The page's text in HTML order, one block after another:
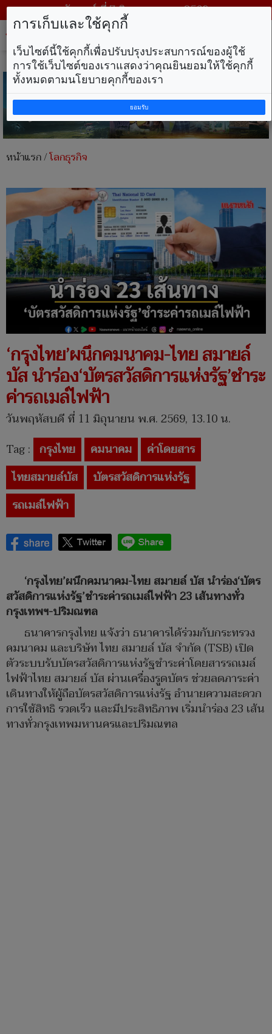
วันศุกร์ ที่ 7 สิงหาคม พ.ศ. 2569
หน้าแรก/โลกธุรกิจ
‘กรุงไทย’ผนึกคมนาคม-ไทย สมายล์
บัส นำร่อง‘บัตรสวัสดิการแห่งรัฐ’ชำระ
ค่ารถเมล์ไฟฟ้า
วันพฤหัสบดี ที่ 11 มิถุนายน พ.ศ. 2569, 13.10 น.
Tag : กรุงไทย คมนาคม
ค่าโดยสาร
ไทยสมายล์บัส
บัตรสวัสดิการแห่งรัฐ
รถเมล์ไฟฟ้า
‘กรุงไทย’ผนึกคมนาคม-ไทย สมายล์ บัส นำร่อง‘บัตร
สวัสดิการแห่งรัฐ’ชำระค่ารถเมล์ไฟฟ้า 23 เส้นทางทั่ว
กรุงเทพฯ-ปริมณฑล
ธนาคารกรุงไทย แจ้งว่า ธนาคารได้ร่วมกับกระทรวง
คมนาคม และบริษัท ไทย สมายล์ บัส จำกัด (TSB) เปิด
ตัวระบบรับบัตรสวัสดิการแห่งรัฐชำระค่าโดยสารรถเมล์
ไฟฟ้าไทย สมายล์ บัส ผ่านเครื่องรูดบัตร ช่วยลดภาระค่า
เดินทางให้ผู้ถือบัตรสวัสดิการแห่งรัฐ อำนายความสะดวก
การใช้สิทธิ รวดเร็ว และมีประสิทธิภาพ เริ่มนำร่อง 23 เส้น
ทางทั่วกรุงเทพมหานครและปริมณฑล
การเก็บและใช้คุกกี้
เว็บไซต์นี้ใช้คุกกี้เพื่อปรับปรุงประสบการณ์ของผู้ใช้
การใช้เว็บไซต์ของเราแสดงว่าคุณยินยอมให้ใช้คุกกี้
ทั้งหมดตามนโยบายคุกกี้ของเรา
ยอมรับ